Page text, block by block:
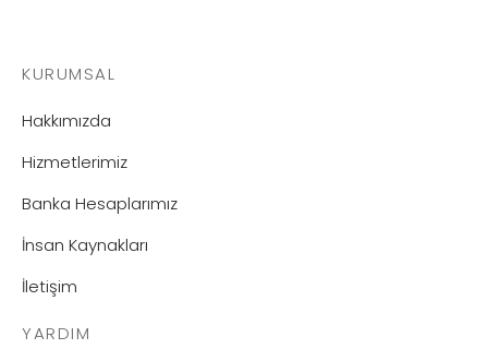
KURUMSAL
Hakkımızda
Hizmetlerimiz
Banka Hesaplarımız
İnsan Kaynakları
İletişim
YARDIM